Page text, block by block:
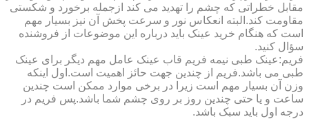
مقابل خطراتی که چشم را تهدید می کند ازجمله برخورد و شکستی
مقاومت کند.البته انعکاس نور و سرعت پخش آن نیز بسیار مهم
است که هنگام خرید عینک باید درباره این موضوعات از فروشنده
سؤال کنید.
فریم:عینک طبی نیمه فریم قاب عینک عامل مهم دیگر برای عینک
طبی می باشد.فریم از چندین جهت حائز اهمیت است.اول اینکه
وزن آن بسیار مهم است زیرا در برخی موارد ممکن است چندین
ساعت و یا حتی چندین روز بر روی چشم شما باشد.پس فریم در
درجه اول باید سبک باشد.